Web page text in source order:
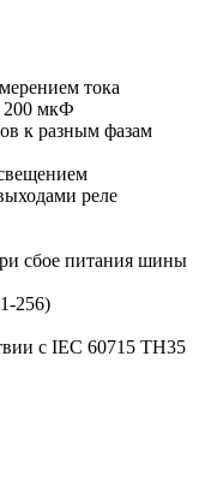
тока
200 мкФ
к разным фазам
реле
сбое питания шины
256)
с IEC 60715 TH35